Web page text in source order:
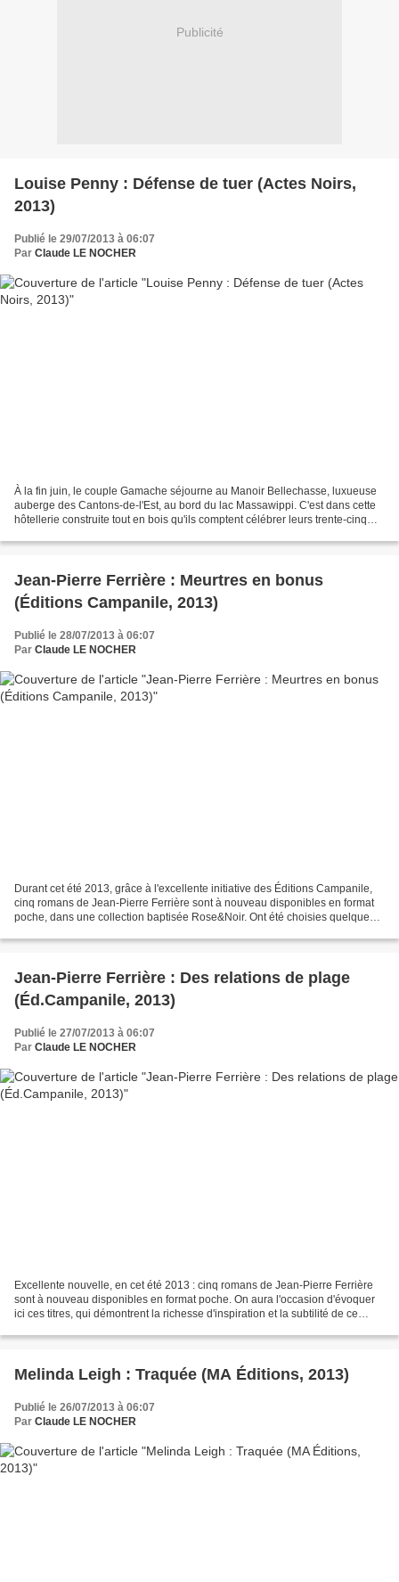
Publicité
Louise Penny : Défense de tuer (Actes Noirs,
2013)
Publié le 29/07/2013 à 06:07
Par Claude LE NOCHER
À la fin juin, le couple Gamache séjourne au Manoir Bellechasse, luxueuse
auberge des Cantons-de-l'Est, au bord du lac Massawippi. C'est dans cette
hôtellerie construite tout en bois qu'ils comptent célébrer leurs trente-cinq
Jean-Pierre Ferrière : Meurtres en bonus
(Éditions Campanile, 2013)
Publié le 28/07/2013 à 06:07
Par Claude LE NOCHER
Durant cet été 2013, grâce à l'excellente initiative des Éditions Campanile,
cinq romans de Jean-Pierre Ferrière sont à nouveau disponibles en format
poche, dans une collection baptisée Rose&Noir. Ont été choisies quelques-
Jean-Pierre Ferrière : Des relations de plage
(Éd.Campanile, 2013)
Publié le 27/07/2013 à 06:07
Par Claude LE NOCHER
Excellente nouvelle, en cet été 2013 : cinq romans de Jean-Pierre Ferrière
sont à nouveau disponibles en format poche. On aura l'occasion d'évoquer
ici ces titres, qui démontrent la richesse d'inspiration et la subtilité de ce
Melinda Leigh : Traquée (MA Éditions, 2013)
Publié le 26/07/2013 à 06:07
Par Claude LE NOCHER